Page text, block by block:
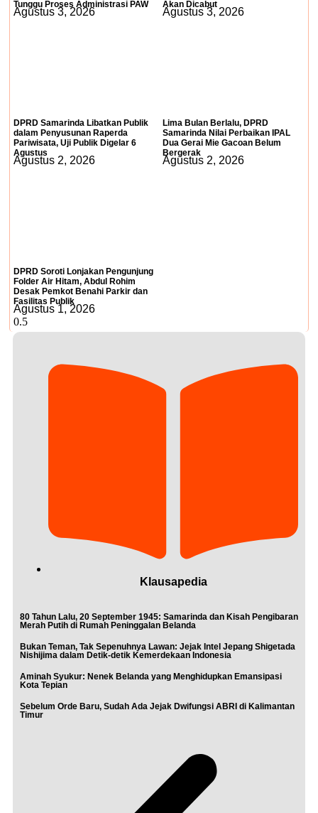
Tunggu Proses Administrasi PAW
Agustus 3, 2026
Akan Dicabut
Agustus 3, 2026
DPRD Samarinda Libatkan Publik
dalam Penyusunan Raperda
Pariwisata, Uji Publik Digelar 6
Agustus
Agustus 2, 2026
Lima Bulan Berlalu, DPRD
Samarinda Nilai Perbaikan IPAL
Dua Gerai Mie Gacoan Belum
Bergerak
Agustus 2, 2026
DPRD Soroti Lonjakan Pengunjung
Folder Air Hitam, Abdul Rohim
Desak Pemkot Benahi Parkir dan
Fasilitas Publik
Agustus 1, 2026
Klausapedia
80 Tahun Lalu, 20 September 1945: Samarinda dan Kisah Pengibaran
Merah Putih di Rumah Peninggalan Belanda
Bukan Teman, Tak Sepenuhnya Lawan: Jejak Intel Jepang Shigetada
Nishijima dalam Detik-detik Kemerdekaan Indonesia
Aminah Syukur: Nenek Belanda yang Menghidupkan Emansipasi
Kota Tepian
Sebelum Orde Baru, Sudah Ada Jejak Dwifungsi ABRI di Kalimantan
Timur